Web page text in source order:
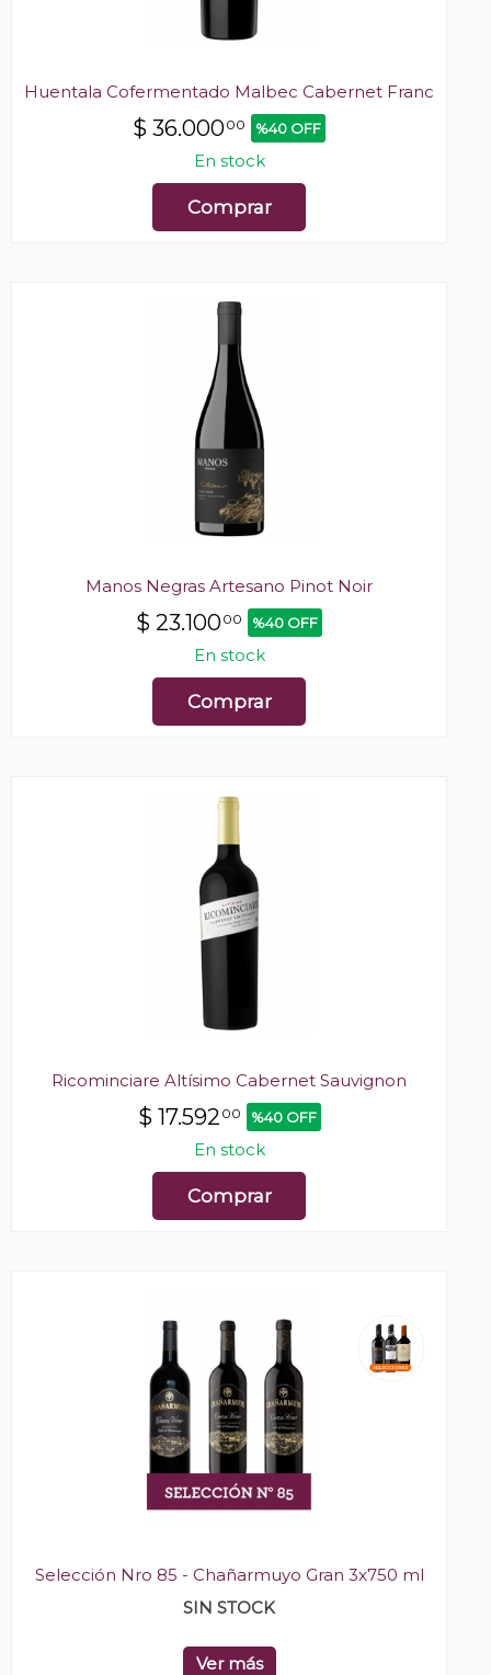
Huentala Cofermentado Malbec Cabernet Franc
$ 36.00000 %40 OFF
En stock
Comprar
Manos Negras Artesano Pinot Noir
$ 23.10000 %40 OFF
En stock
Comprar
Ricominciare Altísimo Cabernet Sauvignon
$ 17.592 00 %40 OFF
En stock
Comprar
Selección Nro 85 - Chañarmuyo Gran 3x750 ml
SIN STOCK
Ver más